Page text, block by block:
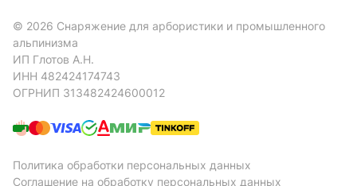
© 2026 Снаряжение для арбористики и промышленного
альпинизма
ИП Глотов А.Н.
ИНН 482424174743
ОГРНИП 313482424600012
Политика обработки персональных данных
Соглашение на обработку персональных данных